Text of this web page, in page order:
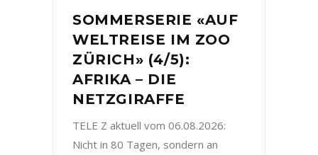
SOMMERSERIE «AUF
WELTREISE IM ZOO
ZÜRICH» (4/5):
AFRIKA – DIE
NETZGIRAFFE
TELE Z aktuell vom 06.08.2026:
Nicht in 80 Tagen, sondern an